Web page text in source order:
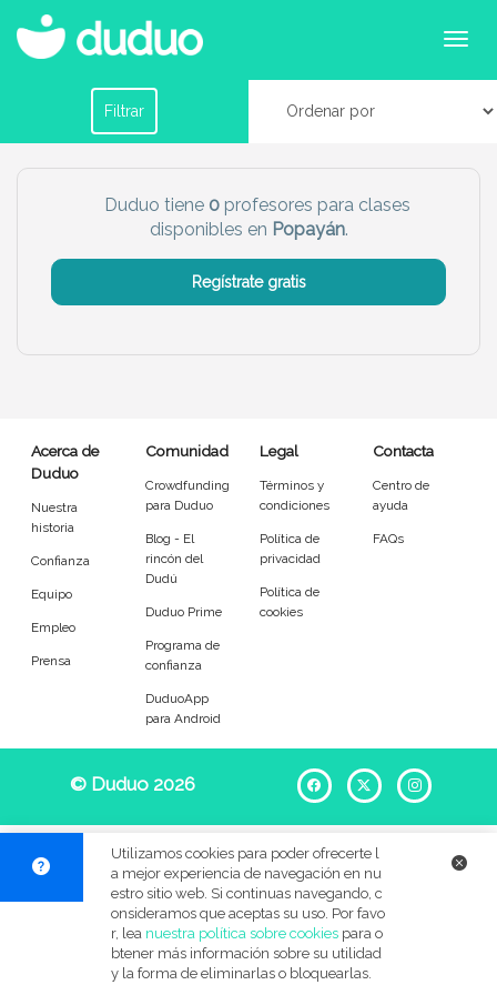
y secundaria en Popayán
Filtrar
Filtrar por horario
Chico Chica
Más servicio del dudú
Limpieza Manitas
Entrenador Asistente
Tipo de atención
Primaria
Selectividad
Universitarios
Materias
Apoyo escolar Ayuda con deberes
Técnicas de estudio Artes plásticas
Duduo tiene 0profesores para clases
disponibles en Popayán.
Regístrate gratis
Acerca de
Duduo
Nuestra
historia
Confianza
Equipo
Empleo
Prensa
Comunidad
Crowdfunding
para Duduo
Blog - El
rincón del
Dudú
Duduo Prime
Programa de
confianza
DuduoApp
para Android
Legal
Términos y
condiciones
Política de
privacidad
Política de
cookies
Contacta
Centro de
ayuda
FAQs
© Duduo 2026 Facebook
X
Utilizamos cookies para poder ofrecerte l
a mejor experiencia de navegación en nu
estro sitio web. Si continuas navegando, c
onsideramos que aceptas su uso. Por favo
r, lea nuestra política sobre cookiespara o
btener más información sobre su utilidad
y la forma de eliminarlas o bloquearlas.